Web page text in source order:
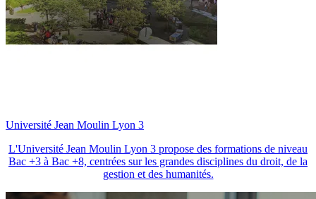
Université Jean Moulin Lyon 3
L'Université Jean Moulin Lyon 3 propose des formations de niveau
Bac +3 à Bac +8, centrées sur les grandes disciplines du droit, de la
gestion et des humanités.